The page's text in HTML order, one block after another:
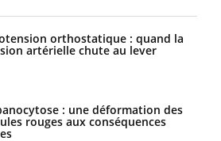
orthostatique : quand la
artérielle chute au lever
: une déformation des
rouges aux conséquences